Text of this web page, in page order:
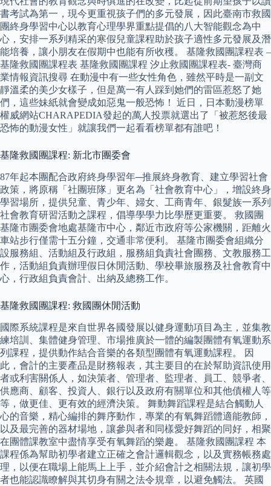
書考試為第一，現今更重視孩子們的多元發展，因此臺南市救國
團終身學習中心以教育心理學界重點提倡的八大智能觀念為中
心，安排一系列精采的寒假兒童課程助於孩子適性多元發展及潛
能培養，讓小朋友在假期中也能有所收穫。 基隆救國團課程表 –
基隆救國團課程表 基隆救國團課程 汐止救國團課程表- 臺灣商
業情報資訊搜尋 在動漫中有一些女性角色，雖然平時是一副文
靜溫柔的美少女樣子，但是萬一有人踩到她們的雷區惹怒了她
們，這些妹紙就會變成如惡鬼一般恐怖！ 近日，日本動漫榜單
權威網站CHARAPEDIA發起的萬人投票就選出了「被惹怒後最
恐怖的動漫女性」就讓我們一起看看榜單都有誰吧！
基隆救國團課程: 新北市團委會
87年起本團配合政府終身學習年─推展終身教育、建立學習社會
政策，將原稱「社團班隊」更名為「社會教育中心」，增設終身
學習場所，提供兒童、青少年、婦女、工商青年、銀髮族一系列
社會教育研習活動之課程，倡導學學力比學歷更重要。 救國團
基隆市團委會地處基隆市中心，鄰近市政府等公家機關，距離火
車站步行僅需十五分鐘，交通非常便利。 基隆市團委會組織分
設服務組、活動組及行政組，服務組負責社會團務、文教服務工
作，活動組負責辦理假日休閒活動、學校畢旅服務及社會教育中
心，行政組負責會計、出納及總務工作。
基隆救國團課程: 救國團休閒活動
國際系統課程是來自世界各國發展以健身運動項目為主，並集教
練培訓、集體健身管理、市場推廣於一體的編製團體有氧運動系
列課程，提供動作結合音樂的各類型團體有氧運動課程。 因
此，會計的主要產品是財務報表，其主要目的在於幫助資訊使用
者或利害關係人，如決策者、管理者、監理者、員工、競爭者、
供應商、顧客、投資人、銀行以及政府有關單位和其他債權人等
等，做更佳、更有效的經濟決策。 舞動舞蹈課程是結合觸動人
心的音樂，精心編排的舞序動作，專業的有氧舞蹈體適能教師，
以及最完善的器材場地，讓參與者和同樣愛好舞蹈的同好，相聚
在團體課教室中盡情享受有氧舞蹈的樂趣。 基隆救國團課程 本
課程係為幫助初學者建立正確之會計邏輯觀念，以及實務帳務處
理，以便在職場上能馬上上手，並介紹會計之相關法規，讓初學
者也能認識瞭解與其切身有關之法令規章，以避免觸法。 英國